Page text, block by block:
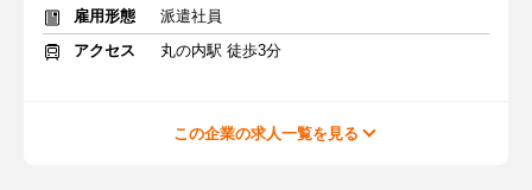
雇用形態
派遣社員
アクセス
丸の内駅 徒歩3分
この企業の求人一覧を見る